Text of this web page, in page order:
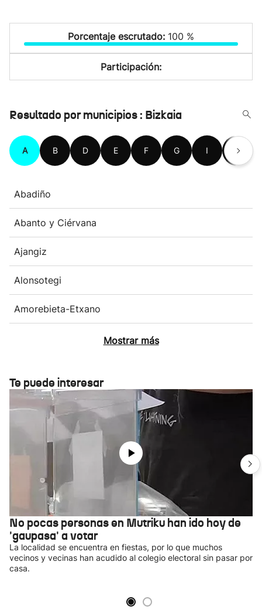
Porcentaje escrutado: 100 %
Participación:
Resultado por municipios : Bizkaia
A B D E F G I K
Abadiño
Abanto y Ciérvana
Ajangiz
Alonsotegi
Amorebieta-Etxano
Mostrar más
Te puede interesar
No pocas personas en Mutriku han ido hoy de
'gaupasa' a votar
La localidad se encuentra en fiestas, por lo que muchos
vecinos y vecinas han acudido al colegio electoral sin pasar por
casa.